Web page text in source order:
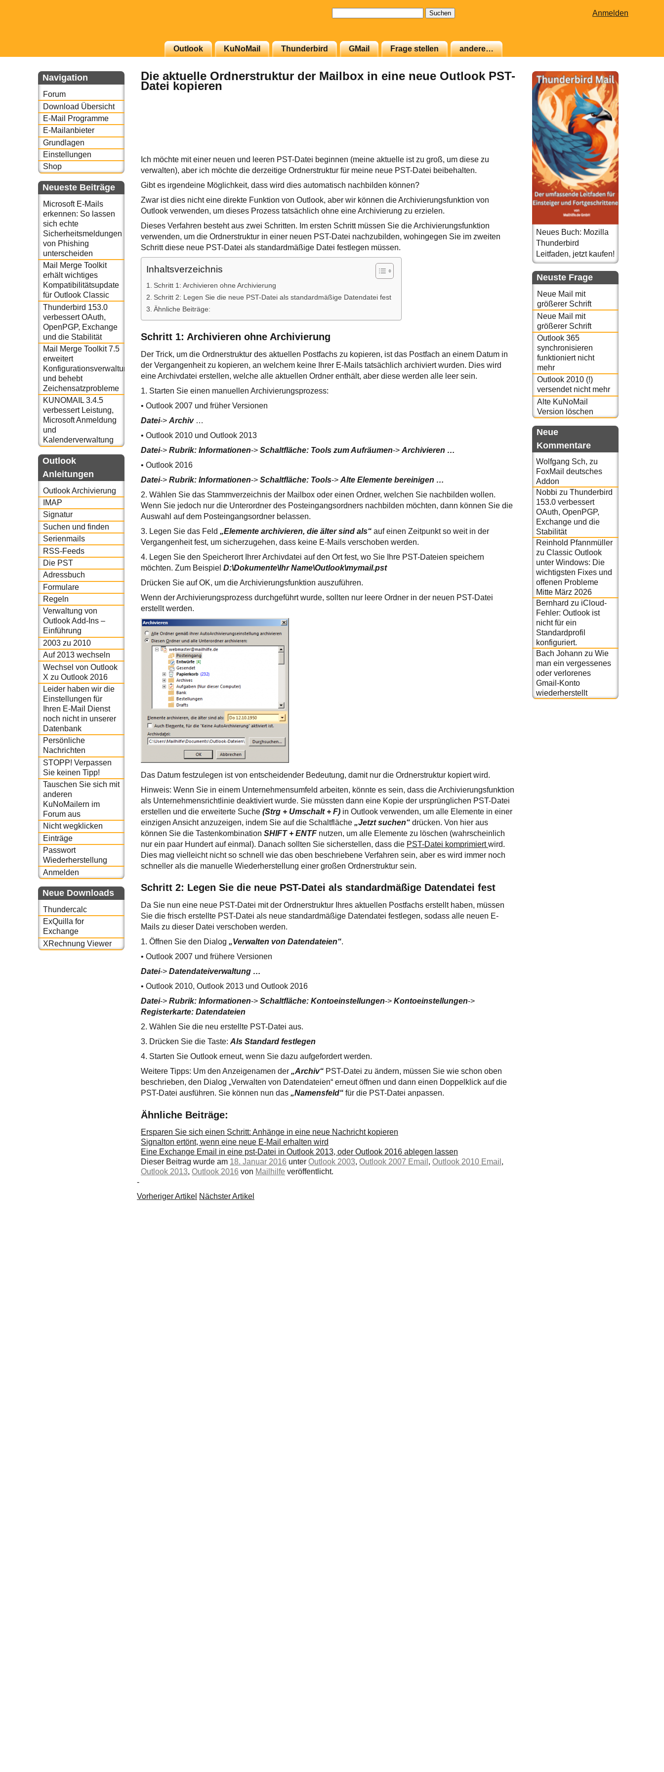
Anmelden
Outlook KuNoMail Thunderbird GMail Frage stellen andere…
Navigation
Forum
Download Übersicht
E-Mail Programme
E-Mailanbieter
Grundlagen
Einstellungen
Shop
Neueste Beiträge
Microsoft E-Mails
erkennen: So lassen
sich echte
Sicherheitsmeldungen
von Phishing
unterscheiden
Mail Merge Toolkit
erhält wichtiges
Kompatibilitätsupdate
für Outlook Classic
Thunderbird 153.0
verbessert OAuth,
OpenPGP, Exchange
und die Stabilität
Mail Merge Toolkit 7.5
erweitert
Konfigurationsverwaltung
und behebt
Zeichensatzprobleme
KUNOMAIL 3.4.5
verbessert Leistung,
Microsoft Anmeldung
und
Kalenderverwaltung
Outlook
Anleitungen
Outlook Archivierung
IMAP
Signatur
Suchen und finden
Serienmails
RSS-Feeds
Die PST
Adressbuch
Formulare
Regeln
Verwaltung von
Outlook Add-Ins –
Einführung
2003 zu 2010
Auf 2013 wechseln
Wechsel von Outlook
X zu Outlook 2016
Leider haben wir die
Einstellungen für
Ihren E-Mail Dienst
noch nicht in unserer
Datenbank
Persönliche
Nachrichten
STOPP! Verpassen
Sie keinen Tipp!
Tauschen Sie sich mit
anderen
KuNoMailern im
Forum aus
Nicht wegklicken
Einträge
Passwort
Wiederherstellung
Anmelden
Neue Downloads
Thundercalc
ExQuilla for
Exchange
XRechnung Viewer
Die aktuelle Ordnerstruktur der Mailbox in eine neue Outlook PST-
Datei kopieren
Ich möchte mit einer neuen und leeren PST-Datei beginnen (meine aktuelle ist zu groß, um diese zu
verwalten), aber ich möchte die derzeitige Ordnerstruktur für meine neue PST-Datei beibehalten.
Gibt es irgendeine Möglichkeit, dass wird dies automatisch nachbilden können?
Zwar ist dies nicht eine direkte Funktion von Outlook, aber wir können die Archivierungsfunktion von
Outlook verwenden, um dieses Prozess tatsächlich ohne eine Archivierung zu erzielen.
Dieses Verfahren besteht aus zwei Schritten. Im ersten Schritt müssen Sie die Archivierungsfunktion
verwenden, um die Ordnerstruktur in einer neuen PST-Datei nachzubilden, wohingegen Sie im zweiten
Schritt diese neue PST-Datei als standardmäßige Datei festlegen müssen.
Inhaltsverzeichnis
Schritt 1: Archivieren ohne Archivierung
Schritt 2: Legen Sie die neue PST-Datei als standardmäßige Datendatei fest
Ähnliche Beiträge:
Schritt 1: Archivieren ohne Archivierung
Der Trick, um die Ordnerstruktur des aktuellen Postfachs zu kopieren, ist das Postfach an einem Datum in
der Vergangenheit zu kopieren, an welchem keine Ihrer E-Mails tatsächlich archiviert wurden. Dies wird
eine Archivdatei erstellen, welche alle aktuellen Ordner enthält, aber diese werden alle leer sein.
1. Starten Sie einen manuellen Archivierungsprozess:
• Outlook 2007 und früher Versionen
Datei->Archiv…
• Outlook 2010 und Outlook 2013
Datei->Rubrik: Informationen->Schaltfläche: Tools zum Aufräumen->Archivieren …
• Outlook 2016
Datei->Rubrik: Informationen->Schaltfläche: Tools->Alte Elemente bereinigen …
2. Wählen Sie das Stammverzeichnis der Mailbox oder einen Ordner, welchen Sie nachbilden wollen.
Wenn Sie jedoch nur die Unterordner des Posteingangsordners nachbilden möchten, dann können Sie die
Auswahl auf dem Posteingangsordner belassen.
3. Legen Sie das Feld„Elemente archivieren, die älter sind als“ auf einen Zeitpunkt so weit in der
Vergangenheit fest, um sicherzugehen, dass keine E-Mails verschoben werden.
4. Legen Sie den Speicherort Ihrer Archivdatei auf den Ort fest, wo Sie Ihre PST-Dateien speichern
möchten. Zum BeispielD:\Dokumente\Ihr Name\Outlook\mymail.pst
Drücken Sie auf OK, um die Archivierungsfunktion auszuführen.
Wenn der Archivierungsprozess durchgeführt wurde, sollten nur leere Ordner in der neuen PST-Datei
erstellt werden.
Das Datum festzulegen ist von entscheidender Bedeutung, damit nur die Ordnerstruktur kopiert wird.
Hinweis: Wenn Sie in einem Unternehmensumfeld arbeiten, könnte es sein, dass die Archivierungsfunktion
als Unternehmensrichtlinie deaktiviert wurde. Sie müssten dann eine Kopie der ursprünglichen PST-Datei
erstellen und die erweiterte Suche(Strg + Umschalt + F) in Outlook verwenden, um alle Elemente in einer
einzigen Ansicht anzuzeigen, indem Sie auf die Schaltfläche„Jetzt suchen“ drücken. Von hier aus
können Sie die TastenkombinationSHIFT + ENTF nutzen, um alle Elemente zu löschen (wahrscheinlich
nur ein paar Hundert auf einmal). Danach sollten Sie sicherstellen, dass die PST-Datei komprimiertwird.
Dies mag vielleicht nicht so schnell wie das oben beschriebene Verfahren sein, aber es wird immer noch
schneller als die manuelle Wiederherstellung einer großen Ordnerstruktur sein.
Schritt 2: Legen Sie die neue PST-Datei als standardmäßige Datendatei fest
Da Sie nun eine neue PST-Datei mit der Ordnerstruktur Ihres aktuellen Postfachs erstellt haben, müssen
Sie die frisch erstellte PST-Datei als neue standardmäßige Datendatei festlegen, sodass alle neuen E-
Mails zu dieser Datei verschoben werden.
1. Öffnen Sie den Dialog„Verwalten von Datendateien“.
• Outlook 2007 und frühere Versionen
Datei->Datendateiverwaltung …
• Outlook 2010, Outlook 2013 und Outlook 2016
Datei->Rubrik: Informationen->Schaltfläche: Kontoeinstellungen->Kontoeinstellungen->
Registerkarte: Datendateien
2. Wählen Sie die neu erstellte PST-Datei aus.
3. Drücken Sie die Taste:Als Standard festlegen
4. Starten Sie Outlook erneut, wenn Sie dazu aufgefordert werden.
Weitere Tipps: Um den Anzeigenamen der„Archiv“ PST-Datei zu ändern, müssen Sie wie schon oben
beschrieben, den Dialog „Verwalten von Datendateien“ erneut öffnen und dann einen Doppelklick auf die
PST-Datei ausführen. Sie können nun das„Namensfeld“ für die PST-Datei anpassen.
Ähnliche Beiträge:
Ersparen Sie sich einen Schritt: Anhänge in eine neue Nachricht kopieren
Signalton ertönt, wenn eine neue E-Mail erhalten wird
Eine Exchange Email in eine pst-Datei in Outlook 2013, oder Outlook 2016 ablegen lassen
Dieser Beitrag wurde am 18. Januar 2016 unterOutlook 2003,Outlook 2007 Email ,Outlook 2010 Email ,
Outlook 2013,Outlook 2016 von Mailhilfe veröffentlicht.
-
Vorheriger Artikel Nächster Artikel
Neues Buch: Mozilla
Thunderbird
Leitfaden, jetzt kaufen!
Neuste Frage
Neue Mail mit
größerer Schrift
Neue Mail mit
größerer Schrift
Outlook 365
synchronisieren
funktioniert nicht
mehr
Outlook 2010 (!)
versendet nicht mehr
Alte KuNoMail
Version löschen
Neue
Kommentare
Wolfgang Sch, zu
FoxMail deutsches
Addon
Nobbi zu Thunderbird
153.0 verbessert
OAuth, OpenPGP,
Exchange und die
Stabilität
Reinhold Pfannmüller
zu Classic Outlook
unter Windows: Die
wichtigsten Fixes und
offenen Probleme
Mitte März 2026
Bernhard zu iCloud-
Fehler: Outlook ist
nicht für ein
Standardprofil
konfiguriert.
Bach Johann zu Wie
man ein vergessenes
oder verlorenes
Gmail-Konto
wiederherstellt
oder auch